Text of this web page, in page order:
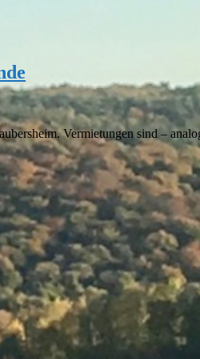
Vermietungen sind –